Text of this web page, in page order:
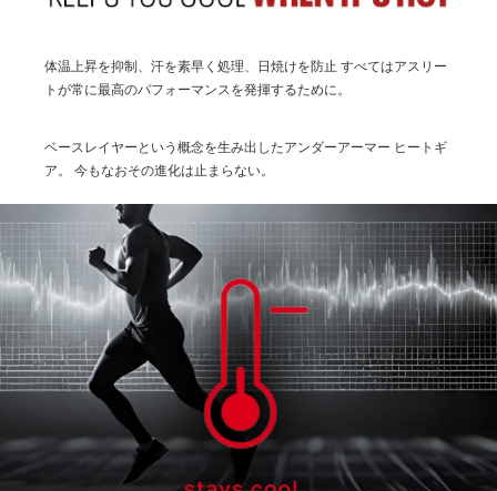
体温上昇を抑制、汗を素早く処理、日焼けを防止 すべてはアスリー
トが常に最高のパフォーマンスを発揮するために。
ベースレイヤーという概念を生み出したアンダーアーマー ヒートギ
ア。
今もなおその進化は止まらない。